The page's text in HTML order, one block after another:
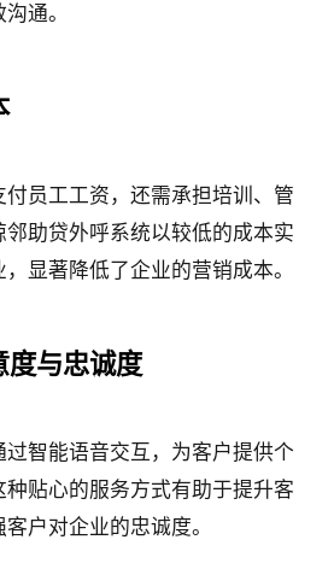
通。
付员工工资，还需承担培训、管
助贷外呼系统以较低的成本实
显著降低了企业的营销成本。
度与忠诚度
智能语音交互，为客户提供个
贴心的服务方式有助于提升客
户对企业的忠诚度。